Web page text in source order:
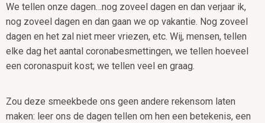
We tellen onze dagen…nog zoveel dagen en dan verjaar ik,
nog zoveel dagen en dan gaan we op vakantie. Nog zoveel
dagen en het zal niet meer vriezen, etc. Wij, mensen, tellen
elke dag het aantal coronabesmettingen, we tellen hoeveel
een coronaspuit kost; we tellen veel en graag.
Zou deze smeekbede ons geen andere rekensom laten
maken: leer ons de dagen tellen om hen een betekenis, een